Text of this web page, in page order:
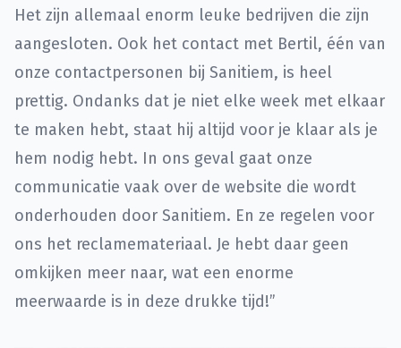
Het zijn allemaal enorm leuke bedrijven die zijn
aangesloten. Ook het contact met Bertil, één van
onze contactpersonen bij Sanitiem, is heel
prettig. Ondanks dat je niet elke week met elkaar
te maken hebt, staat hij altijd voor je klaar als je
hem nodig hebt. In ons geval gaat onze
communicatie vaak over de website die wordt
onderhouden door Sanitiem. En ze regelen voor
ons het reclamemateriaal. Je hebt daar geen
omkijken meer naar, wat een enorme
meerwaarde is in deze drukke tijd!”